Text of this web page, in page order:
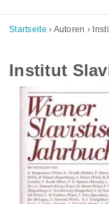
Startseite › Autoren ›
Institut